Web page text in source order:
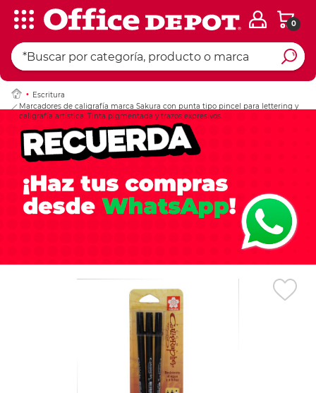
0
Escritura
Marcadores de caligrafía marca Sakura con punta tipo pincel para lettering y
caligrafía artística. Tinta pigmentada y trazos expresivos.
Ingresar Codigo